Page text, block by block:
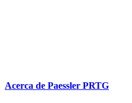
Acerca de Paessler PRTG